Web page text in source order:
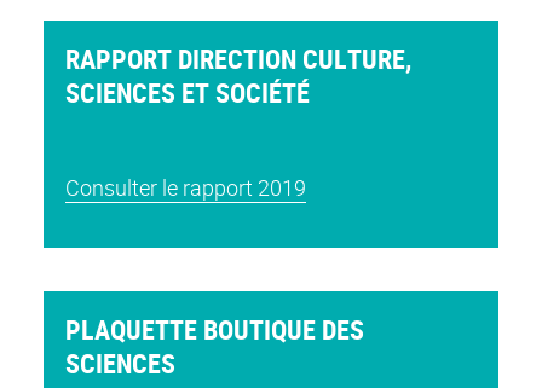
RAPPORT DIRECTION CULTURE,
SCIENCES ET SOCIÉTÉ
Consulter le rapport 2019
PLAQUETTE BOUTIQUE DES
SCIENCES